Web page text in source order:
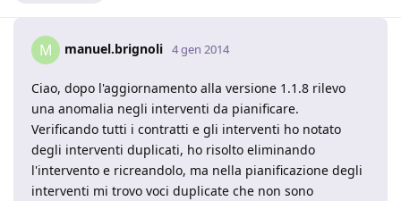
M manuel.brignoli 4 gen 2014
Ciao, dopo l'aggiornamento alla versione 1.1.8 rilevo
una anomalia negli interventi da pianificare.
Verificando tutti i contratti e gli interventi ho notato
degli interventi duplicati, ho risolto eliminando
l'intervento e ricreandolo, ma nella pianificazione degli
interventi mi trovo voci duplicate che non sono